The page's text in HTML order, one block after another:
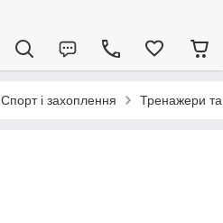
Спорт і захоплення Тренажери